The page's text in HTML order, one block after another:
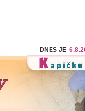
DNES JE